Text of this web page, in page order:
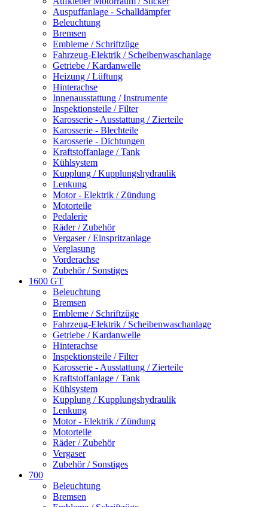
Auspuffanlage - Schalldämpfer
Beleuchtung
Bremsen
Embleme / Schriftzüge
Fahrzeug-Elektrik / Scheibenwaschanlage
Getriebe / Kardanwelle
Heizung / Lüftung
Hinterachse
Innenausstattung / Instrumente
Inspektionsteile / Filter
Karosserie - Ausstattung / Zierteile
Karosserie - Blechteile
Karosserie - Dichtungen
Kraftstoffanlage / Tank
Kühlsystem
Kupplung / Kupplungshydraulik
Lenkung
Motor - Elektrik / Zündung
Motorteile
Pedalerie
Räder / Zubehör
Vergaser / Einspritzanlage
Verglasung
Vorderachse
Zubehör / Sonstiges
1600 GT
Beleuchtung
Bremsen
Embleme / Schriftzüge
Fahrzeug-Elektrik / Scheibenwaschanlage
Getriebe / Kardanwelle
Hinterachse
Inspektionsteile / Filter
Karosserie - Ausstattung / Zierteile
Kraftstoffanlage / Tank
Kühlsystem
Kupplung / Kupplungshydraulik
Lenkung
Motor - Elektrik / Zündung
Motorteile
Räder / Zubehör
Vergaser
Zubehör / Sonstiges
700
Beleuchtung
Bremsen